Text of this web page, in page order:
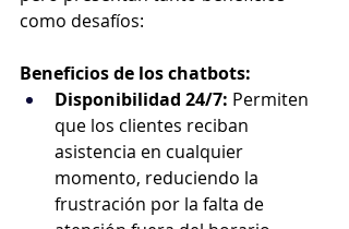
como desafíos:
Beneficios de los chatbots:
Disponibilidad 24/7: Permiten
que los clientes reciban
asistencia en cualquier
momento, reduciendo la
frustración por la falta de